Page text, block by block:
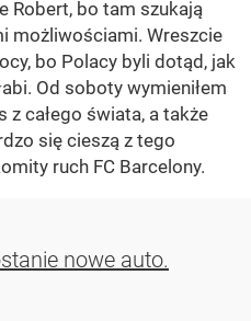
Robert, bo tam szukają
możliwościami. Wreszcie
bo Polacy byli dotąd, jak
Od soboty wymieniłem
całego świata, a także
się cieszą z tego
ruch FC Barcelony.
nowe auto.